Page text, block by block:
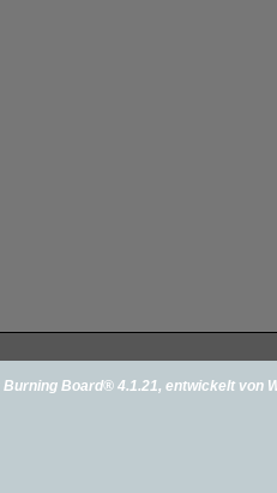
Burning Board® 4.1.21, entwickelt von